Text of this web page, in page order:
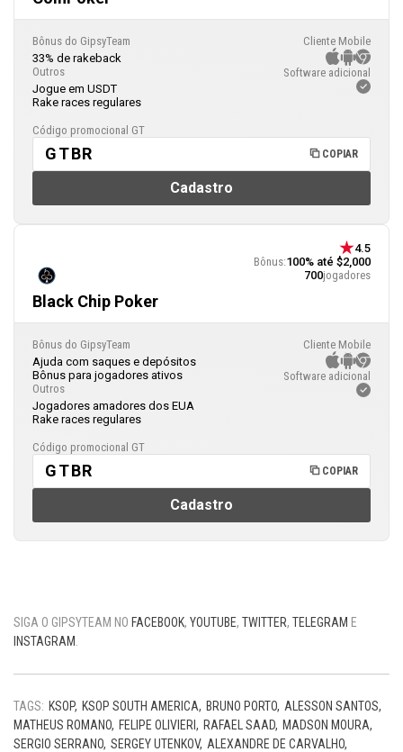
Bônus do GipsyTeam
33% de rakeback
Outros
Jogue em USDT
Rake races regulares
Cliente Mobile
Software adicional
Código promocional GT
GTBR COPIAR
Cadastro
Black Chip Poker
4.5
Bônus:100% até $2,000
700jogadores
Bônus do GipsyTeam
Ajuda com saques e depósitos
Bônus para jogadores ativos
Outros
Jogadores amadores dos EUA
Rake races regulares
Cliente Mobile
Software adicional
Código promocional GT
GTBR COPIAR
Cadastro
SIGA O GIPSYTEAM NO FACEBOOK, YOUTUBE, TWITTER, TELEGRAM E
INSTAGRAM
TAGS: KSOP KSOP SOUTH AMERICA BRUNO PORTO ALESSON SANTOS
MATHEUS ROMANO
FELIPE OLIVIERI RAFAEL SAAD
MADSON MOURA
SERGIO SERRANO SERGEY UTENKOV ALEXANDRE DE CARVALHO